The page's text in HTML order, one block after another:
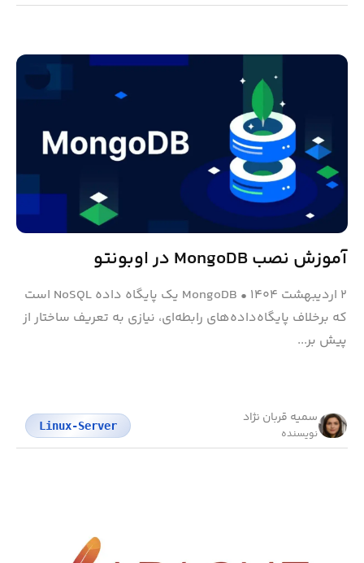
آموزش نصب MongoDB در اوبونتو
۲ اردیبهشت ۱۴۰۴ •
MongoDB یک پایگاه داده NoSQL است
که برخلاف پایگاه‌داده‌های رابطه‌ای، نیازی به تعریف ساختار از
پیش بر...
سمیه قربان نژاد
نویسنده
Linux-Server